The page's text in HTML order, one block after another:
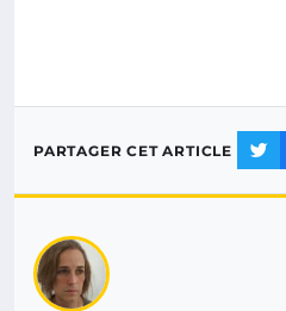
PARTAGER CET ARTICLE